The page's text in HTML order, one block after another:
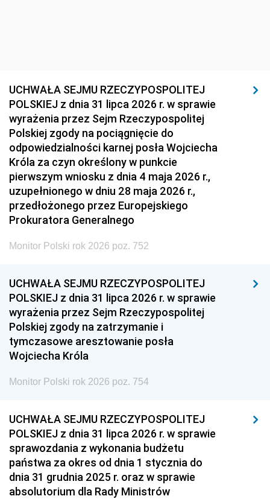
UCHWAŁA SEJMU RZECZYPOSPOLITEJ
POLSKIEJ z dnia 31 lipca 2026 r. w sprawie
wyrażenia przez Sejm Rzeczypospolitej
Polskiej zgody na pociągnięcie do
odpowiedzialności karnej posła Wojciecha
Króla za czyn określony w punkcie
pierwszym wniosku z dnia 4 maja 2026 r.,
uzupełnionego w dniu 28 maja 2026 r.,
przedłożonego przez Europejskiego
Prokuratora Generalnego
Monitor Polski rok 2026 poz. 752
UCHWAŁA SEJMU RZECZYPOSPOLITEJ
POLSKIEJ z dnia 31 lipca 2026 r. w sprawie
wyrażenia przez Sejm Rzeczypospolitej
Polskiej zgody na zatrzymanie i
tymczasowe aresztowanie posła
Wojciecha Króla
Monitor Polski rok 2026 poz. 754
UCHWAŁA SEJMU RZECZYPOSPOLITEJ
POLSKIEJ z dnia 31 lipca 2026 r. w sprawie
sprawozdania z wykonania budżetu
państwa za okres od dnia 1 stycznia do
dnia 31 grudnia 2025 r. oraz w sprawie
absolutorium dla Rady Ministrów